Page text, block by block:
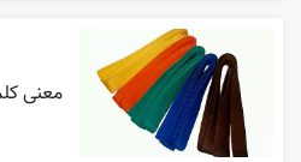
معنی